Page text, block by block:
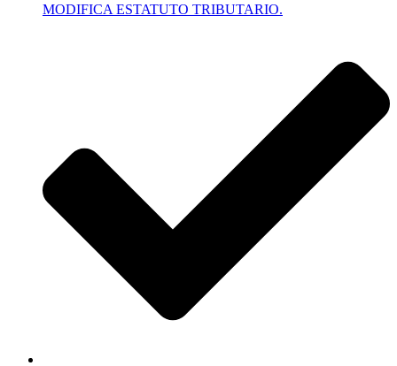
MODIFICA ESTATUTO TRIBUTARIO.